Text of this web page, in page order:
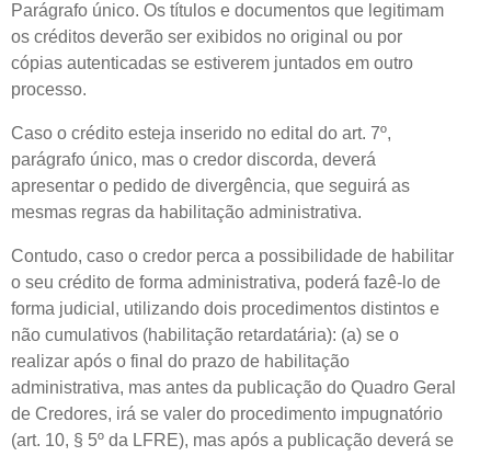
Parágrafo único. Os títulos e documentos que legitimam
os créditos deverão ser exibidos no original ou por
cópias autenticadas se estiverem juntados em outro
processo.
Caso o crédito esteja inserido no edital do art. 7º,
parágrafo único, mas o credor discorda, deverá
apresentar o pedido de divergência, que seguirá as
mesmas regras da habilitação administrativa.
Contudo, caso o credor perca a possibilidade de habilitar
o seu crédito de forma administrativa, poderá fazê-lo de
forma judicial, utilizando dois procedimentos distintos e
não cumulativos (habilitação retardatária): (a) se o
realizar após o final do prazo de habilitação
administrativa, mas antes da publicação do Quadro Geral
de Credores, irá se valer do procedimento impugnatório
(art. 10, § 5º da LFRE), mas após a publicação deverá se